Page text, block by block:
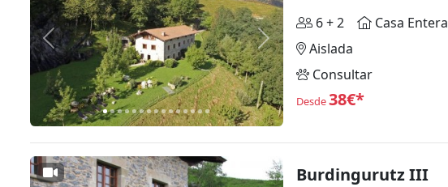
Anterior Siguiente
6 + 2
Casa Entera
Aislada
Consultar
Desde38€*
Burdingurutz III